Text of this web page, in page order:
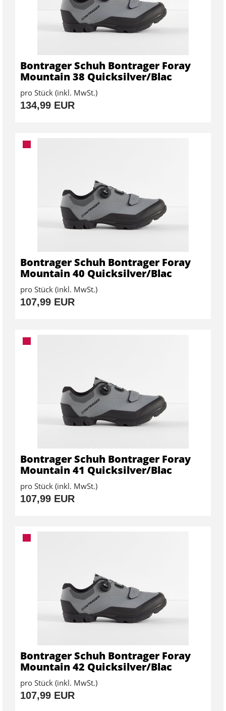
Bontrager Schuh Bontrager Foray
Mountain 38 Quicksilver/Blac
pro Stück (inkl. MwSt.)
134,99 EUR
Bontrager Schuh Bontrager Foray
Mountain 40 Quicksilver/Blac
pro Stück (inkl. MwSt.)
107,99 EUR
Bontrager Schuh Bontrager Foray
Mountain 41 Quicksilver/Blac
pro Stück (inkl. MwSt.)
107,99 EUR
Bontrager Schuh Bontrager Foray
Mountain 42 Quicksilver/Blac
pro Stück (inkl. MwSt.)
107,99 EUR